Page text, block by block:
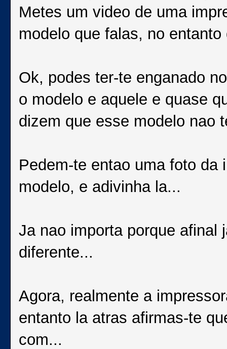
Metes um video de uma
modelo que falas, no
Ok, podes ter-te enganado
o modelo e aquele e quase
dizem que esse modelo nao
Pedem-te entao uma foto da
modelo, e adivinha la...
Ja nao importa porque afinal
diferente...
Agora, realmente a
entanto la atras afirmas-te
com...